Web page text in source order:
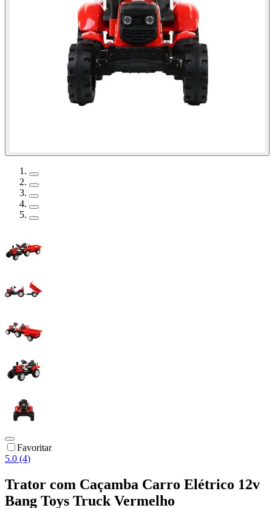
Favoritar
5.0 (4)
Trator com Caçamba Carro Elétrico 12v
Bang Toys Truck Vermelho